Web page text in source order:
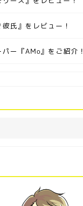
彼氏』をレビュー！
ー『AMo』をご紹介！